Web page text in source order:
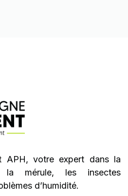
APH, votre expert dans la
la mérule, les insectes
d’humidité.